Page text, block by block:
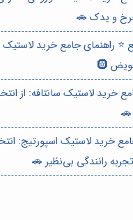
و یدک 🚗
⭐️ راهنمای جامع خرید لاستیک
🛞
خرید لاستیک سانتافه: از
خرید لاستیک اسپورتیج:
رانندگی بی‌نظیر 🚗